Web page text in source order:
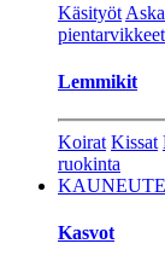
Käsityöt
pientarvikkeet
Lemmikit
Koirat Kissat
ruokinta
Kasvot